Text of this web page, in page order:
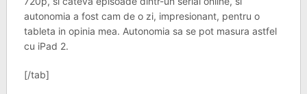
autonomia a fost cam de o zi, impresionant, pentru o
tableta in opinia mea. Autonomia sa se pot masura astfel
cu iPad 2.
[/tab]